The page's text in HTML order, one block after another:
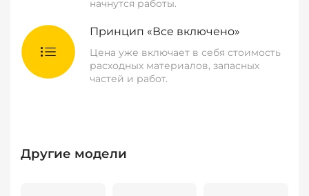
начнутся работы.
Принцип «Все включено»
Цена уже включает в себя стоимость
расходных материалов, запасных
частей и работ.
Другие модели